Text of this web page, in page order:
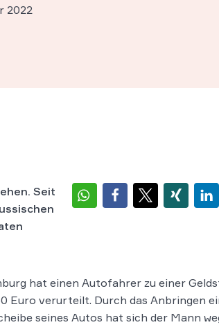
2022
Seit
hat einen Autofahrer zu einer
Euro verurteilt. Durch das Anbringen
seines Autos hat sich der Mann